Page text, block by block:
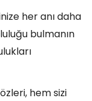
her anı daha
bulmanın